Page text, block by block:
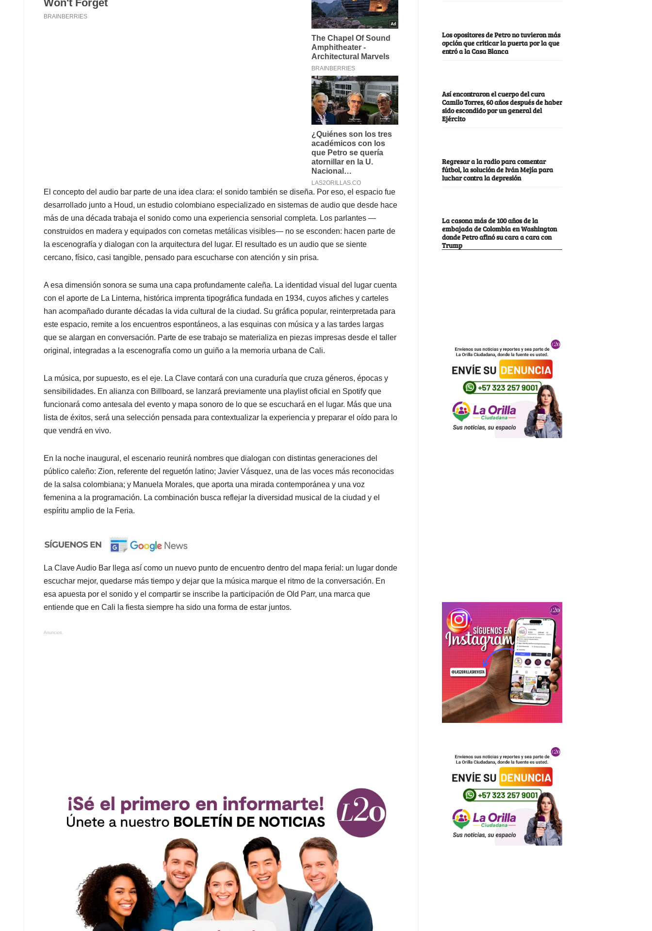
El concepto del audio bar parte de una idea clara: el sonido también se diseña. Por eso, el espacio fue
desarrollado junto a Houd, un estudio colombiano especializado en sistemas de audio que desde hace
más de una década trabaja el sonido como una experiencia sensorial completa. Los parlantes —
construidos en madera y equipados con cornetas metálicas visibles— no se esconden: hacen parte de
la escenografía y dialogan con la arquitectura del lugar. El resultado es un audio que se siente
cercano, físico, casi tangible, pensado para escucharse con atención y sin prisa.
A esa dimensión sonora se suma una capa profundamente caleña. La identidad visual del lugar cuenta
con el aporte de La Linterna, histórica imprenta tipográfica fundada en 1934, cuyos afiches y carteles
han acompañado durante décadas la vida cultural de la ciudad. Su gráfica popular, reinterpretada para
este espacio, remite a los encuentros espontáneos, a las esquinas con música y a las tardes largas
que se alargan en conversación. Parte de ese trabajo se materializa en piezas impresas desde el taller
original, integradas a la escenografía como un guiño a la memoria urbana de Cali.
La música, por supuesto, es el eje. La Clave contará con una curaduría que cruza géneros, épocas y
sensibilidades. En alianza con Billboard, se lanzará previamente una playlist oficial en Spotify que
funcionará como antesala del evento y mapa sonoro de lo que se escuchará en el lugar. Más que una
lista de éxitos, será una selección pensada para contextualizar la experiencia y preparar el oído para lo
que vendrá en vivo.
En la noche inaugural, el escenario reunirá nombres que dialogan con distintas generaciones del
público caleño: Zion, referente del reguetón latino; Javier Vásquez, una de las voces más reconocidas
de la salsa colombiana; y Manuela Morales, que aporta una mirada contemporánea y una voz
femenina a la programación. La combinación busca reflejar la diversidad musical de la ciudad y el
espíritu amplio de la Feria.
La Clave Audio Bar llega así como un nuevo punto de encuentro dentro del mapa ferial: un lugar donde
escuchar mejor, quedarse más tiempo y dejar que la música marque el ritmo de la conversación. En
esa apuesta por el sonido y el compartir se inscribe la participación de Old Parr, una marca que
entiende que en Cali la fiesta siempre ha sido una forma de estar juntos.
Anuncios.
Los opositores de Petro no tuvieron más
opción que criticar la puerta por la que
entró a la Casa Blanca
Así encontraron el cuerpo del cura
Camilo Torres, 60 años después de haber
sido escondido por un general del
Ejército
Regresar a la radio para comentar
fútbol, la solución de Iván Mejía para
luchar contra la depresión
La casona más de 100 años de la
embajada de Colombia en Washington
donde Petro afinó su cara a cara con
Trump